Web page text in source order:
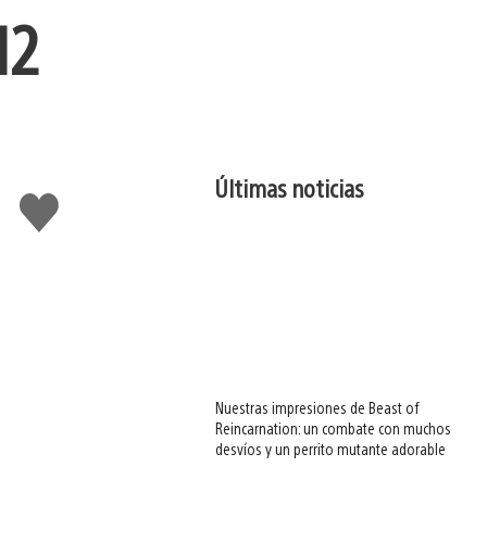
Me
gusta
Últimas noticias
Nuestras impresiones de Beast of
Reincarnation: un combate con muchos
desvíos y un perrito mutante adorable